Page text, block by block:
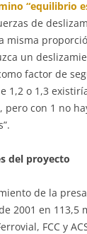
“equilibrio
de
misma
un
factor de
1,2 o 1,3
con 1 no
del proyecto
de la
2001 en 113,5
FCC y